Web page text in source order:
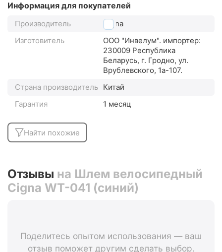
Информация для покупателей
Производитель
Cigna
Изготовитель
ООО "Инвелум". импортер:
230009 Республика
Беларусь, г. Гродно, ул.
Врублевского, 1а-107.
Страна производитель Китай
Гарантия
1 месяц
Найти похожие
Отзывы на Шлем велосипедный
Cigna WT-041 (синий)
Поделитесь опытом использования — ваш
отзыв поможет другим сделать выбор.